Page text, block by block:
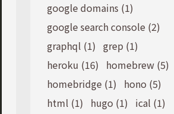
google domains (1)
google search console (2)
graphql (1) grep (1)
heroku (16)
homebrew (5)
homebridge (1)
hono (5)
html (1)
hugo (1)
ical (1)